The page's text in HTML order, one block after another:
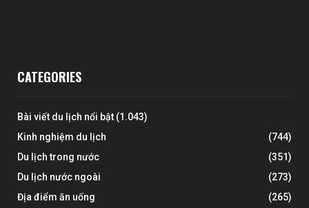
CATEGORIES
Bài viết du lịch nổi bật (1.043)
Kinh nghiệm du lịch
(744)
Du lịch trong nước
(351)
Du lịch nước ngoài
(273)
Địa điểm ăn uống
(265)